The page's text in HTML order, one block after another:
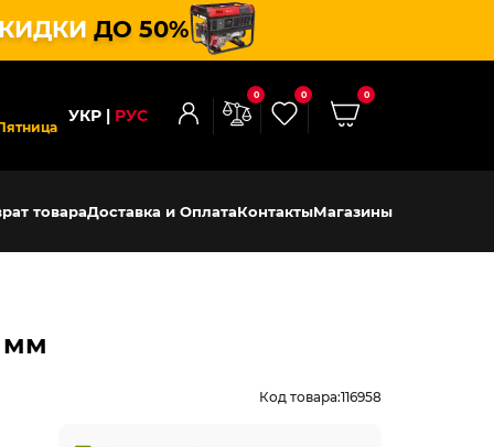
ДО 50%
УКР РУС
0 0 0
товараДоставка и ОплатаКонтактыМагазины
мм
Код товара:116958